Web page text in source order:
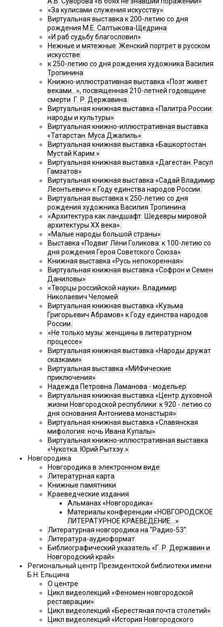
«За кулисами служения искусству»
Виртуальная выставка к 200-летию со дня
рождения М.Е. Салтыкова-Щедрина
«И раб судьбу благословил»
Нежные и мятежные. Женский портрет в русском
искусстве
к 250-летию со дня рождения художника Василия
Тропинина
Книжно-иллюстративная выставка «Поэт живет
веками…», посвященная 210-летней годовщине
смерти Г. Р. Державина.
Виртуальная книжная выставка «Палитра России:
народы и культуры»
Виртуальная книжно-иллюстративная выставка
«Татарстан. Муса Джалиль»
Виртуальная книжная выставка «Башкортостан.
Мустай Карим.»
Виртуальная книжная выставка «Дагестан. Расул
Гамзатов»
Виртуальная книжная выставка «Садай Владимир
Леонтьевич» к Году единства народов России.
Виртуальная выставка к 250-летию со дня
рождения художника Василия Тропинина
«Архитектура как ландшафт. Шедевры мировой
архитектуры XX века».
«Малые народы большой страны»
Выставка «Подвиг Лёни Голикова: к 100-летию со
дня рождения Героя Советского Союза»
Книжная выставка «Русь непокоренная»
Виртуальная книжная выставка «Софрон и Семен
Даниловы»
«Творцы российской науки». Владимир
Николаевич Челомей
Виртуальная книжная выставка «Кузьма
Григорьевич Абрамов» к Году единства народов
России.
«Не только музы: женщины в литературном
процессе»
Виртуальная книжная выставка «Народы дружат
сказками»
Виртуальная выставка «МИФические
приключения»
Надежда Петровна Ламанова - модельер
Виртуальная книжная выставка «Центр духовной
жизни Новгородской республики: к 920 - летию со
дня основания Антониева монастыря»
Виртуальная книжная выставка «Славянская
мифология: ночь Ивана Купалы»
Виртуальная книжно-иллюстративная выставка
«Чукотка. Юрий Рытхэу.»
Новгородика
Новгородика в электронном виде
Литературная карта
Книжные памятники
Краеведческие издания
Альманах «Новгородика»
Материалы конференции «НОВГОРОДСКОЕ
ЛИТЕРАТУРНОЕ КРАЕВЕДЕНИЕ...»
Литературная новгородика на "Радио-53"
Литература-аудиоформат
Библиографический указатель «Г. Р. Державин и
Новгородский край»
Региональный центр Президентской библиотеки имени
Б.Н. Ельцина
О центре
Цикл видеолекций «Феномен новгородской
реставрации»
Цикл видеолекций «Берестяная почта столетий»
Цикл видеолекций «История Новгородского